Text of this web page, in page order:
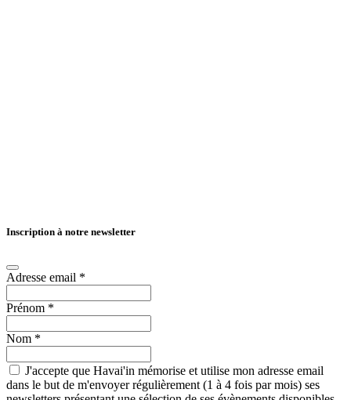
Inscription à notre newsletter
Adresse email *
Prénom *
Nom *
J'accepte que Havai'in mémorise et utilise mon adresse email
dans le but de m'envoyer régulièrement (1 à 4 fois par mois) ses